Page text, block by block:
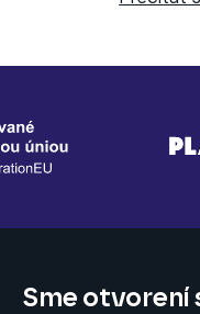
Sme otvorení